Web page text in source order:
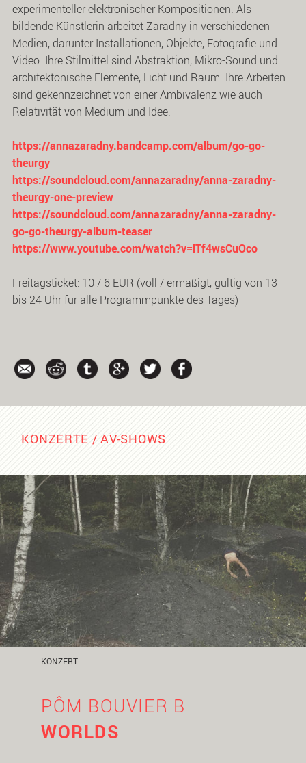
experimenteller elektronischer Kompositionen. Als
bildende Künstlerin arbeitet Zaradny in verschiedenen
Medien, darunter Installationen, Objekte, Fotografie und
Video. Ihre Stilmittel sind Abstraktion, Mikro-Sound und
architektonische Elemente, Licht und Raum. Ihre Arbeiten
sind gekennzeichnet von einer Ambivalenz wie auch
Relativität von Medium und Idee.
https://annazaradny.bandcamp.com/album/go-go-
theurgy
https://soundcloud.com/annazaradny/anna-zaradny-
theurgy-one-preview
https://soundcloud.com/annazaradny/anna-zaradny-
go-go-theurgy-album-teaser
https://www.youtube.com/watch?v=lTf4wsCuOco
Freitagsticket: 10 / 6 EUR (voll / ermäßigt, gültig von 13
bis 24 Uhr für alle Programmpunkte des Tages)
KONZERTE / AV-SHOWS
KONZERT
PÔM BOUVIER B
WORLDS